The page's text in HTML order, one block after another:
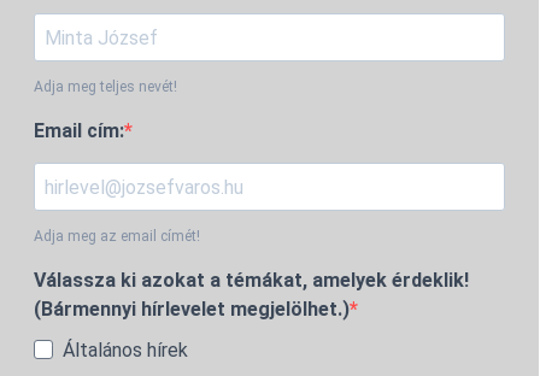
Adja meg teljes nevét!
Email cím:
Adja meg az email címét!
Válassza ki azokat a témákat, amelyek érdeklik!
(Bármennyi hírlevelet megjelölhet.)
Általános hírek